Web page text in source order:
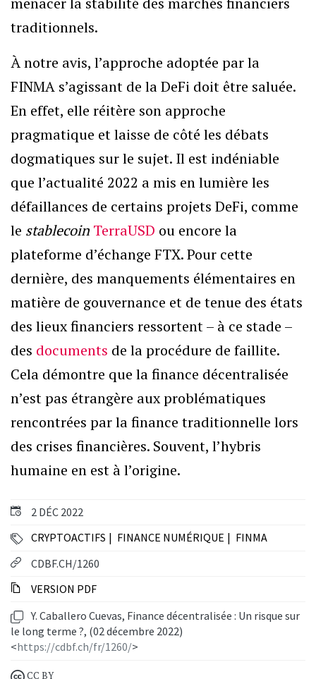
2 DÉC 2022
CRYPTOACTIFS
FINANCE NUMÉRIQUE
FINMA
CDBF.CH/1260
VERSION PDF
Y. Caballero Cuevas, Finance décentralisée : Un risque sur
le long terme ?, (02 décembre 2022)
<https://cdbf.ch/fr/1260/>
CC BY
traditionnels.
À notre avis, l’approche adoptée par la
FINMA s’agissant de la DeFi doit être saluée.
En effet, elle réitère son approche
pragmatique et laisse de côté les débats
dogmatiques sur le sujet. Il est indéniable
que l’actualité 2022 a mis en lumière les
défaillances de certains projets DeFi, comme
le stablecoin TerraUSD ou encore la
plateforme d’échange FTX. Pour cette
dernière, des manquements élémentaires en
matière de gouvernance et de tenue des états
des lieux financiers ressortent – à ce stade –
des documents de la procédure de faillite.
Cela démontre que la finance décentralisée
n’est pas étrangère aux problématiques
rencontrées par la finance traditionnelle lors
des crises financières. Souvent, l’hybris
humaine en est à l’origine.